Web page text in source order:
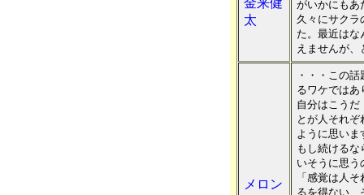
金来健
太
がいかにもあ
久々にサクラ
た。最近はな
えませんが
メロン
・・・この
るワケではあ
自分はこうだ
とが人それ
ように思いま
もし続ける
いそうに思う
「感覚は人
るを得ない、